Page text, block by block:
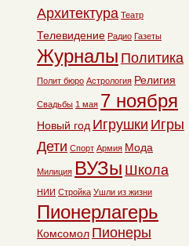
Архитектура Театр
Телевидение Радио Газеты
Журналы Политика
Полит бюро Астрология Религия
Свадьбы 1 мая 7 ноября
Новый год Игрушки Игры
Дети Спорт Армия Мода
Милиция ВУЗы Школа
НИИ Стройка Ушли из жизни
Пионерлагерь
Комсомол Пионеры